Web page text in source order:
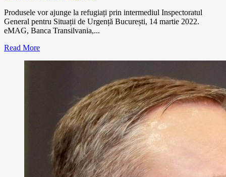
Produsele vor ajunge la refugiați prin intermediul Inspectoratul
General pentru Situații de Urgență București, 14 martie 2022.
eMAG, Banca Transilvania,...
Read More